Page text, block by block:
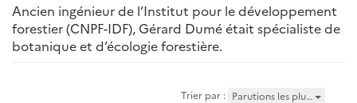
Ancien ingénieur de l’Institut pour le développement
forestier (CNPF-IDF), Gérard Dumé était spécialiste de
botanique et d’écologie forestière.
Trier par : Parutions les plu…